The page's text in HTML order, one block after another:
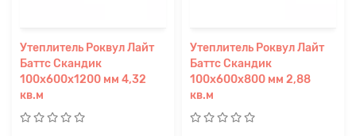
Утеплитель Роквул Лайт
Баттс Скандик
100х600х1200 мм 4,32
кв.м
Утеплитель Роквул Лайт
Баттс Скандик
100х600х800 мм 2,88
кв.м